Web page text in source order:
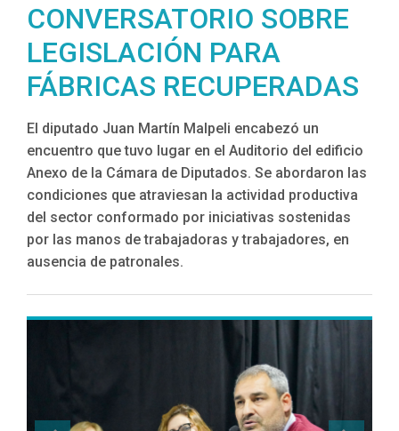
CONVERSATORIO SOBRE
LEGISLACIÓN PARA
FÁBRICAS RECUPERADAS
El diputado Juan Martín Malpeli encabezó un
encuentro que tuvo lugar en el Auditorio del edificio
Anexo de la Cámara de Diputados. Se abordaron las
condiciones que atraviesan la actividad productiva
del sector conformado por iniciativas sostenidas
por las manos de trabajadoras y trabajadores, en
ausencia de patronales.